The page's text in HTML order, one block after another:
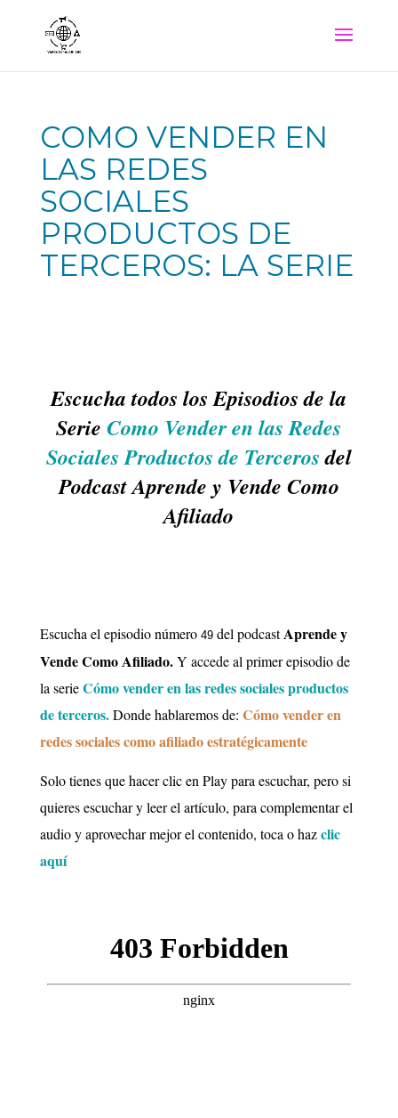
COMO VENDER EN
LAS REDES
SOCIALES
PRODUCTOS DE
TERCEROS: LA SERIE
Escucha todos los Episodios de la
Serie Como Vender en lasRedes
Sociales Productos de Tercerosdel
Podcast Aprende y Vende Como
Afiliado
Escucha el episodio número 49del podcastAprende y
Vende Como Afiliado.Y accede al primer episodio de
la serieCómo vender en las redes sociales productos
de terceros.Donde hablaremos de: Cómo vender en
redes sociales como afiliado estratégicamente
Solo tienes que hacer clic en Play para escuchar, pero si
quieres escuchar y leer el artículo, para complementar el
audio y aprovechar mejor el contenido, toca o haz clic
aquí